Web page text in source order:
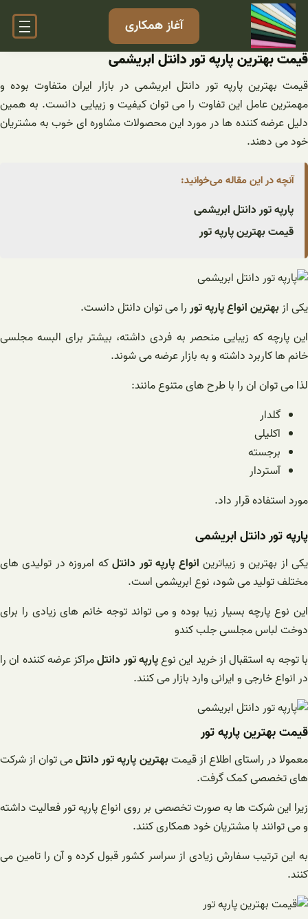
رفتن
محتوا
آغاز همکاری
قیمت بهترین پارپه تور دانتل ابریشمی
قیمت بهترین پارپه تور دانتل ابریشمی در بازار ایران متفاوت بوده و
مهمترین عامل این تفاوت را می توان کیفیت و زیبایی دانست. به همین
دلیل عرضه کننده ها در مورد این محصولات مشاوره ای خوب به مشتریان
خود می دهند.
آنچه در این مقاله می‌خوانید:
پارپه تور دانتل ابریشمی
قیمت بهترین پارپه تور
یکی ازبهترین انواع پارپه توررا می توان دانتل دانست.
این پارچه که زیبایی منحصر به فردی داشته، بیشتر برای البسه مجلسی
خانم ها کاربرد داشته و به بازار عرضه می شوند.
لذا می توان ان را با طرح های متنوع مانند:
گلدار
اکلیلی
برجسته
آستردار
مورد استفاده قرار داد.
پارپه تور دانتل ابریشمی
یکی از بهترین و زیباترین انواع پارپه تور دانتلکه امروزه در تولیدی های
مختلف تولید می شود، نوع ابریشمی است.
این نوع پارچه بسیار زیبا بوده و می تواند توجه خانم های زیادی را برای
دوخت لباس مجلسی جلب کندو
با توجه به استقبال از خرید این نوعپارپه تور دانتلمراکز عرضه کننده ان را
در انواع خارجی و ایرانی وارد بازار می کنند.
قیمت بهترین پارپه تور
معمولا در راستای اطلاع از قیمتبهترین پارپه تور دانتلمی توان از شرکت
های تخصصی کمک گرفت.
زیرا این شرکت ها به صورت تخصصی بر روی انواع پارپه تور فعالیت داشته
و می توانند با مشتریان خود همکاری کنند.
به این ترتیب سفارش زیادی از سراسر کشور قبول کرده و آن را تامین می
کنند.